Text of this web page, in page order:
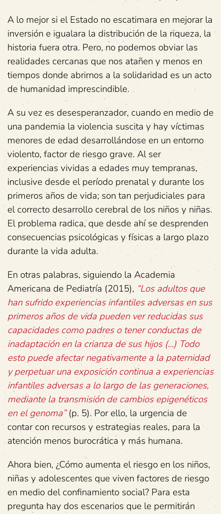
A lo mejor si el Estado no escatimara en mejorar la
inversión e igualara la distribución de la riqueza, la
historia fuera otra. Pero, no podemos obviar las
realidades cercanas que nos atañen y menos en
tiempos donde abrirnos a la solidaridad es un acto
de humanidad imprescindible.
A su vez es desesperanzador, cuando en medio de
una pandemia la violencia suscita y hay víctimas
menores de edad desarrollándose en un entorno
violento, factor de riesgo grave. Al ser
experiencias vividas a edades muy tempranas,
inclusive desde el período prenatal y durante los
primeros años de vida; son tan perjudiciales para
el correcto desarrollo cerebral de los niños y niñas.
El problema radica, que desde ahí se desprenden
consecuencias psicológicas y físicas a largo plazo
durante la vida adulta.
En otras palabras, siguiendo la Academia
Americana de Pediatría (2015), “Los adultos que
han sufrido experiencias infantiles adversas en sus
primeros años de vida pueden ver reducidas sus
capacidades como padres o tener conductas de
inadaptación en la crianza de sus hijos (…) Todo
esto puede afectar negativamente a la paternidad
y perpetuar una exposición continua a experiencias
infantiles adversas a lo largo de las generaciones,
mediante la transmisión de cambios epigenéticos
en el genoma”(p. 5). Por ello, la urgencia de
contar con recursos y estrategias reales, para la
atención menos burocrática y más humana.
Ahora bien, ¿Cómo aumenta el riesgo en los niños,
niñas y adolescentes que viven factores de riesgo
en medio del confinamiento social? Para esta
pregunta hay dos escenarios que le permitirán